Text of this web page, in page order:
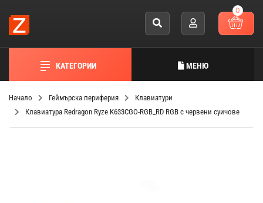
0
КАТЕГОРИИ МЕНЮ
Начало Геймърска периферия
Клавиатури
Клавиатура Redragon Ryze K633CGO-RGB_RD RGB с червени суичове